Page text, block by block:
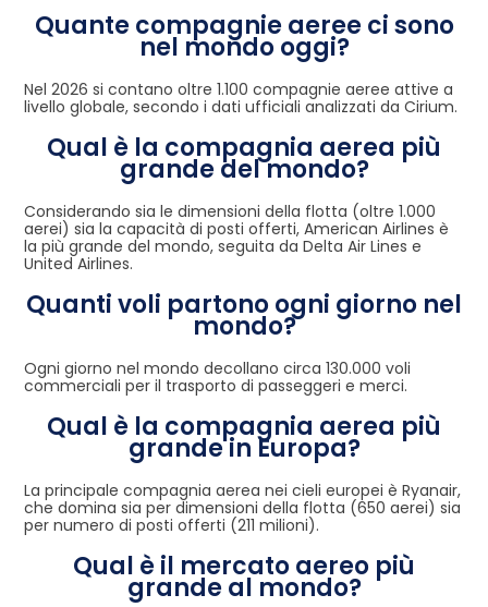
Quante compagnie aeree ci sono
nel mondo oggi?
Nel 2026 si contano oltre 1.100 compagnie aeree attive a
livello globale, secondo i dati ufficiali analizzati da Cirium.
Qual è la compagnia aerea più
grande del mondo?
Considerando sia le dimensioni della flotta (oltre 1.000
aerei) sia la capacità di posti offerti, American Airlines è
la più grande del mondo, seguita da Delta Air Lines e
United Airlines.
Quanti voli partono ogni giorno nel
mondo?
Ogni giorno nel mondo decollano circa 130.000 voli
commerciali per il trasporto di passeggeri e merci.
Qual è la compagnia aerea più
grande in Europa?
La principale compagnia aerea nei cieli europei è Ryanair,
che domina sia per dimensioni della flotta (650 aerei) sia
per numero di posti offerti (211 milioni).
Qual è il mercato aereo più
grande al mondo?